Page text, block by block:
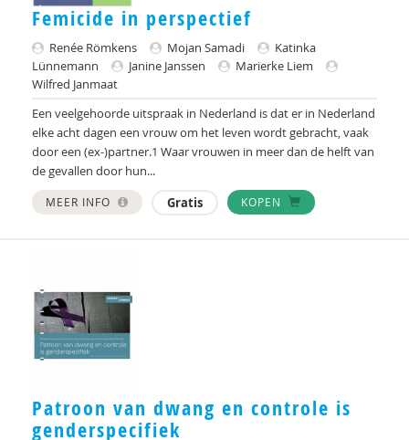
Mijntje ten Brummelaar
R.A.R. Bullens
Ruud Bullens
Mathilde Compagner
Giulia de Pascale
Ellen de Ruiter
Sietske Dijkstra
Grietje Drooglever
Inge Egberts
Femicide in perspectief
Renée Römkens Mojan Samadi
Katinka
Lünnemann
Janine Janssen
Marierke Liem
Wilfred Janmaat
Een veelgehoorde uitspraak in Nederland is dat er in Nederland
elke acht dagen een vrouw om het leven wordt gebracht, vaak
door een (ex-)partner.1 Waar vrouwen in meer dan de helft van
de gevallen door hun...
MEER INFO Gratis KOPEN
Patroon van dwang en controle is
genderspecifiek